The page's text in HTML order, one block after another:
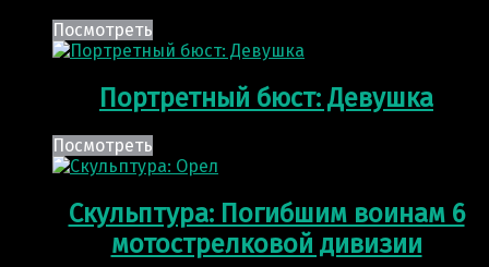
Посмотреть
Портретный бюст: Девушка
Посмотреть
Скульптура: Погибшим воинам 6
мотострелковой дивизии